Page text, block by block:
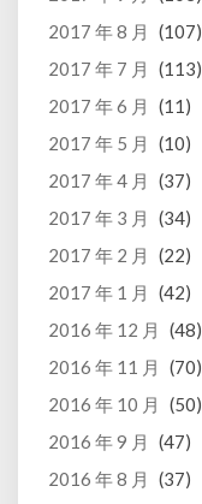
2017 年 8 月
(107)
2017 年 7 月
(113)
2017 年 6 月
(11)
2017 年 5 月
(10)
2017 年 4 月
(37)
2017 年 3 月
(34)
2017 年 2 月
(22)
2017 年 1 月
(42)
2016 年 12 月
(48)
2016 年 11 月
(70)
2016 年 10 月
(50)
2016 年 9 月
(47)
2016 年 8 月
(37)